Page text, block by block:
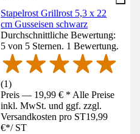
Stapelrost Grillrost 5,3 x 22
cm Gusseisen schwarz
Durchschnittliche Bewertung:
5 von 5 Sternen. 1 Bewertung.
(1)
Preis — 19,99 € * Alle Preise
inkl. MwSt. und ggf. zzgl.
Versandkosten pro ST19,99
€*/ ST